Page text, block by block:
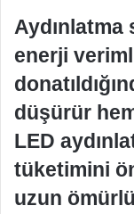
enerji
düşürür
LED
tüketimini
uzun